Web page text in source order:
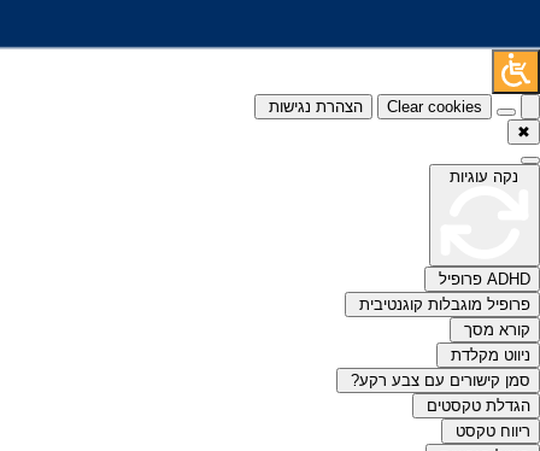
Clear cookies
הצהרת נגישות
✖
נקה עוגיות
ADHD פרופיל
פרופיל מוגבלות קוגנטיבית
קורא מסך
ניווט מקלדת
סמן קישורים עם צבע רקע?
הגדלת טקסטים
ריווח טקסט